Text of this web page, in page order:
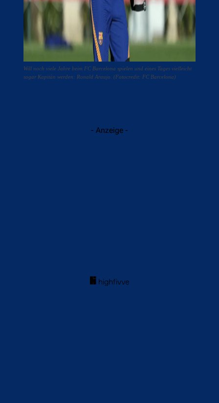
Will noch viele Jahre beim FC Barcelona spielen und eines Tages vielleicht
sogar Kapitän werden: Ronald Araujo. (Fotocredit: FC Barcelona)
- Anzeige -